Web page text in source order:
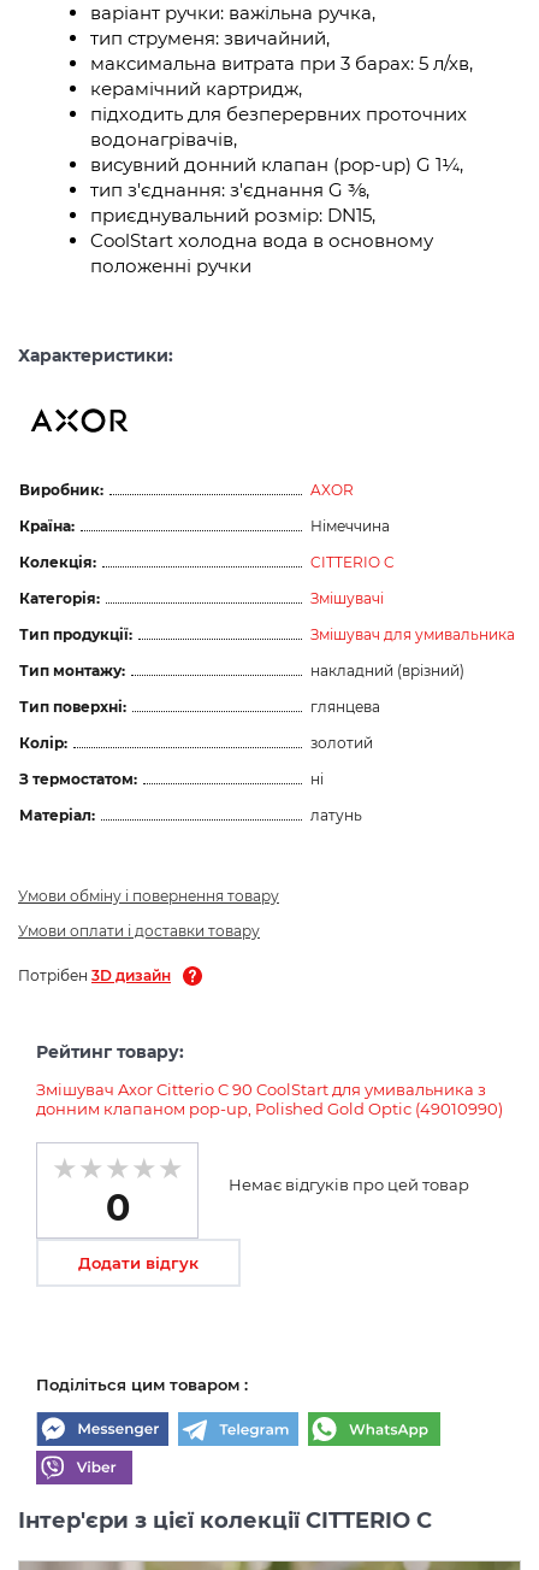
варіант ручки: важільна ручка,
тип струменя: звичайний,
максимальна витрата при 3 барах: 5 л/хв,
керамічний картридж,
підходить для безперервних проточних
водонагрівачів,
висувний донний клапан (pop-up) G 1¼,
тип з'єднання: з'єднання G ⅜,
приєднувальний розмір: DN15,
CoolStart холодна вода в основному
положенні ручки
Характеристики:
Виробник:
AXOR
Країна:
Німеччина
Колекція:
CITTERIO C
Категорія:
Змішувачі
Тип продукції:
Змішувач для умивальника
Тип монтажу:
накладний (врізний)
Тип поверхні:
глянцева
Колір:
золотий
З термостатом:
ні
Матеріал:
латунь
Умови обміну і повернення товару
Умови оплати і доставки товару
Потрібен 3D дизайн
Рейтинг товару:
Змішувач Axor Citterio C 90 CoolStart для умивальника з
донним клапаном pop-up, Polished Gold Optic (49010990)
0
Немає відгуків про цей товар
Додати відгук
Поділіться цим товаром :
Інтер'єри з цієї колекції CITTERIO C